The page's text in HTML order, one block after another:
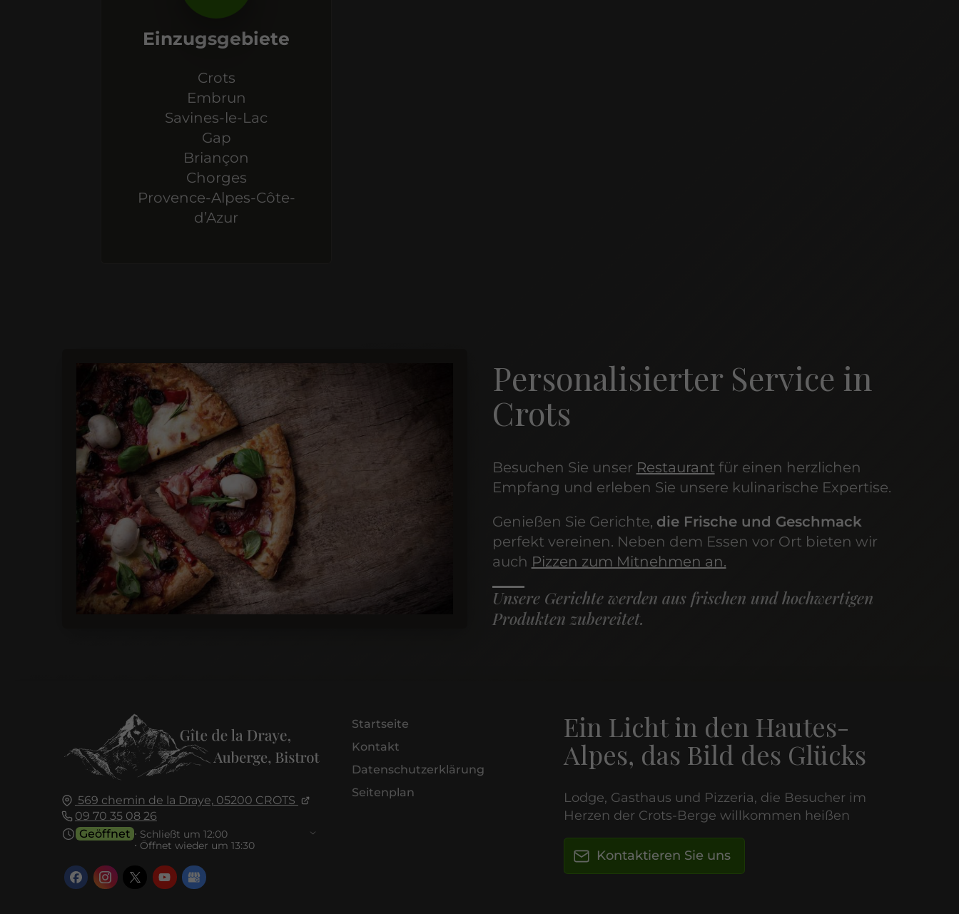
Einzugsgebiete
Crots
Embrun
Savines-le-Lac
Gap
Briançon
Chorges
Provence-Alpes-Côte-
d’Azur
Personalisierter Service in
Crots
Besuchen Sie unser Restaurant für einen herzlichen
Empfang und erleben Sie unsere kulinarische Expertise.
Genießen Sie Gerichte, die Frische und Geschmack
perfekt vereinen. Neben dem Essen vor Ort bieten wir
auch Pizzen zum Mitnehmen an.
Unsere Gerichte werden aus frischen und hochwertigen
Produkten zubereitet.
569 chemin de la Draye, 05200 CROTS
09 70 35 08 26
Geöffnet ⋅ Schließt um 12:00
⋅ Öffnet wieder um 13:30
Startseite
Kontakt
Datenschutzerklärung
Seitenplan
Ein Licht in den Hautes-
Alpes, das Bild des Glücks
Lodge, Gasthaus und Pizzeria, die Besucher im
Herzen der Crots-Berge willkommen heißen
Kontaktieren Sie uns